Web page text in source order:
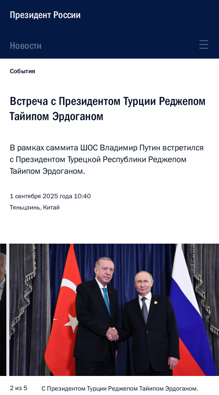
Президент России
Новости
События
Встреча с Президентом Турции Реджепом
Тайипом Эрдоганом
В рамках саммита ШОС Владимир Путин встретился
с Президентом Турецкой Республики Реджепом
Тайипом Эрдоганом.
1 сентября 2025 года 10:40
Тяньцзинь, Китай
2 из 5 C Президентом Турции Реджепом Тайипом Эрдоганом.